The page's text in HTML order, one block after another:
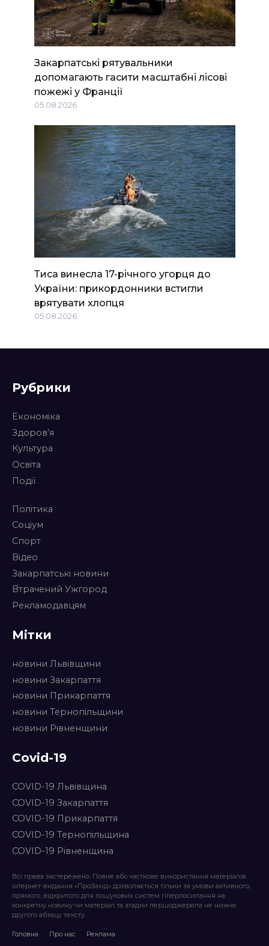
Закарпатські рятувальники
допомагають гасити масштабні лісові
пожежі у Франції
05.08.2026
Тиса винесла 17-річного угорця до
України: прикордонники встигли
врятувати хлопця
05.08.2026
Рубрики
Економіка
Здоров’я
Культура
Освіта
Події
Політика
Соціум
Спорт
Відео
Закарпатські новини
Втрачений Ужгород
Рекламодавцям
Мітки
новини Львівщини
новини Закарпаття
новини Прикарпаття
новини Тернопільщини
новини Рівненщини
Covid-19
COVID-19 Львівщина
COVID-19 Закарпаття
COVID-19 Прикарпаття
COVID-19 Тернопільщина
COVID-19 Рівненщина
Всі права застережено. Повне або часткове використання матеріалів
інтернет-видання «ПроЗахід» дозволяється тільки за умови активного,
прямого, відкритого для пошукових систем гіперпосилання на
конкретну новину чи матеріал та згадки першоджерела не нижче
другого абзацу тексту.
Головна Про нас Реклама